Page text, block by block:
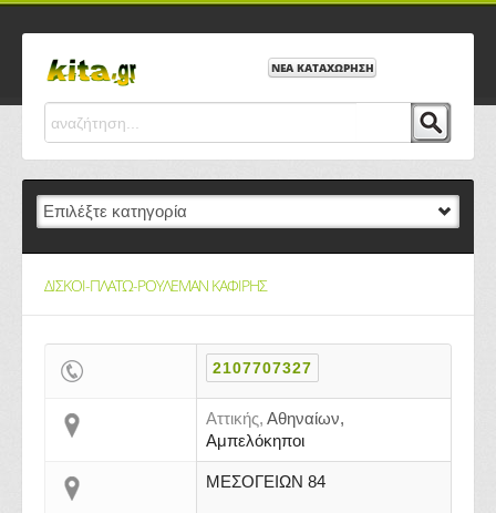
ΝΕΑ ΚΑΤΑΧΩΡΗΣΗ
ΔΙΣΚΟΙ-ΠΛΑΤΩ-ΡΟΥΛΕΜΑΝ ΚΑΦΙΡΗΣ
2107707327
Αττικής, Αθηναίων,
Αμπελόκηποι
ΜΕΣΟΓΕΙΩΝ 84